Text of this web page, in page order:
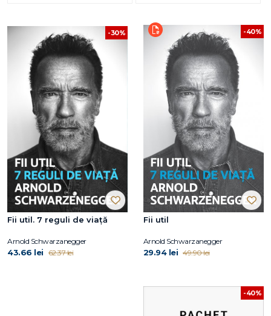
-30%
Fii util. 7 reguli de viață
Arnold Schwarzanegger
43.66 lei 62.37 lei
-40%
Fii util
Arnold Schwarzanegger
29.94 lei 49.90 lei
-40%